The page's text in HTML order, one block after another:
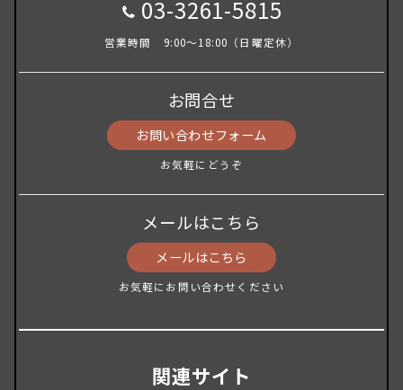
03-3261-5815
営業時間 9:00～18:00（日曜定休）
お問合せ
お問い合わせフォーム
お気軽にどうぞ
メールはこちら
メールはこちら
お気軽にお問い合わせください
関連サイト